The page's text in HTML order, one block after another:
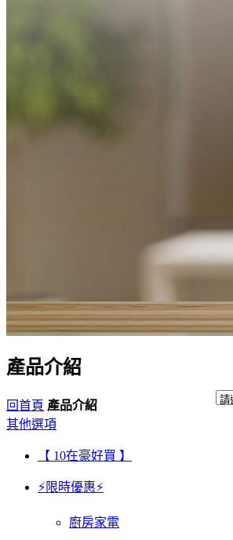
產品介紹
回首頁 產品介紹
其他選項
【 10在豪好買 】
⚡限時優惠⚡
廚房家電